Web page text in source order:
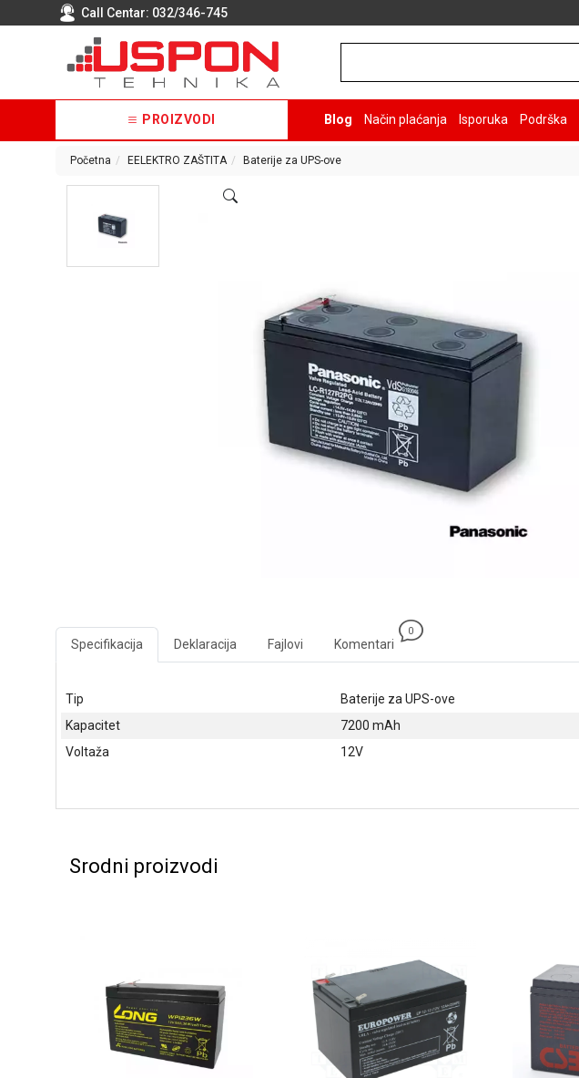
Call Centar: 032/346-745
PROIZVODI Blog Način plaćanja Isporuka Podrška
Početna EELEKTRO ZAŠTITA Baterije za UPS-ove
Specifikacija Deklaracija Fajlovi Komentari
0
Tip
Baterije za UPS-ove
Kapacitet
7200 mAh
Voltaža
12V
Srodni proizvodi